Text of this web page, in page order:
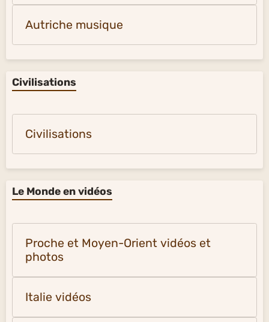
Autriche musique
Civilisations
Civilisations
Le Monde en vidéos
Proche et Moyen-Orient vidéos et
photos
Italie vidéos